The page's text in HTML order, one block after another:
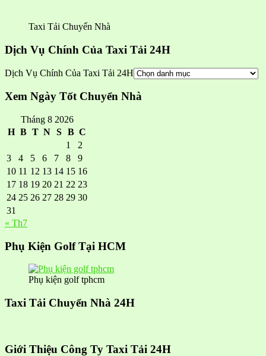
Taxi Tải Chuyển Nhà
Dịch Vụ Chính Của Taxi Tải 24H
Dịch Vụ Chính Của Taxi Tải 24H
Xem Ngày Tốt Chuyển Nhà
Tháng 8 2026
H B T N S B C
1
2
3
4 5 6 7 8
9
10 11 12 13 14 15 16
17 18 19 20 21 22 23
24 25 26 27 28 29 30
31
« Th7
Phụ Kiện Golf Tại HCM
Phụ kiện golf tphcm
Taxi Tải Chuyển Nhà 24H
Giới Thiệu Công Ty Taxi Tải 24H